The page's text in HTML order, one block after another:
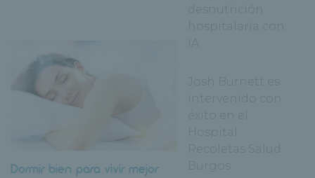
Dormir bien para vivir mejor
desnutrición
hospitalaria con
IA
Josh Burnett es
intervenido con
éxito en el
Hospital
Recoletas Salud
Burgos